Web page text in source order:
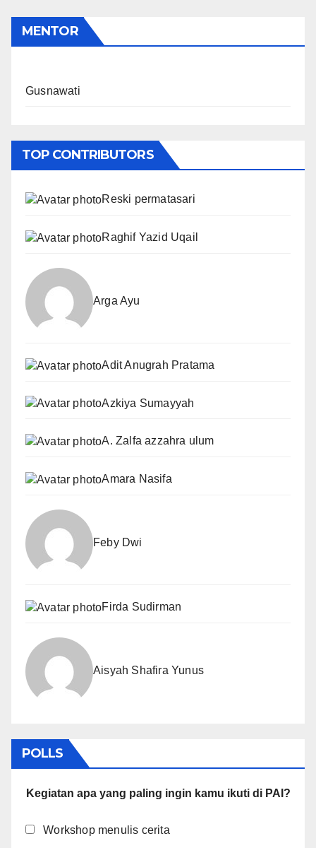
MENTOR
Gusnawati
TOP CONTRIBUTORS
Reski permatasari
Raghif Yazid Uqail
Arga Ayu
Adit Anugrah Pratama
Azkiya Sumayyah
A. Zalfa azzahra ulum
Amara Nasifa
Feby Dwi
Firda Sudirman
Aisyah Shafira Yunus
POLLS
Kegiatan apa yang paling ingin kamu ikuti di PAI?
Workshop menulis cerita